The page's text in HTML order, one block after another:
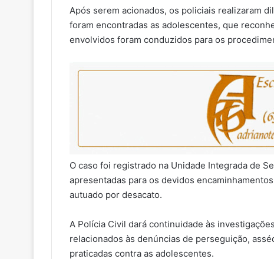
Após serem acionados, os policiais realizaram
foram encontradas as adolescentes, que
envolvidos foram conduzidos para os
O caso foi registrado na Unidade Integrada de
apresentadas para os devidos
autuado por desacato.
A Polícia Civil dará continuidade às
relacionados às denúncias de perseguição,
praticadas contra as adolescentes.